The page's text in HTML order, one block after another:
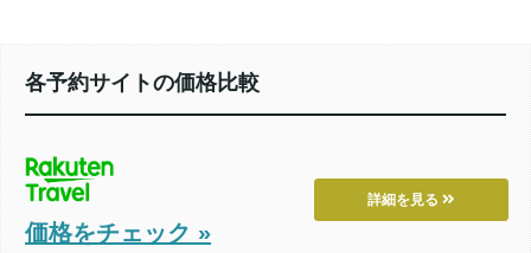
各予約サイトの価格比較
詳細を見る
価格をチェック »